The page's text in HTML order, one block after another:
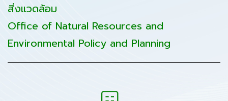
สิ่งแวดล้อม
Office of Natural Resources and
Environmental Policy and Planning